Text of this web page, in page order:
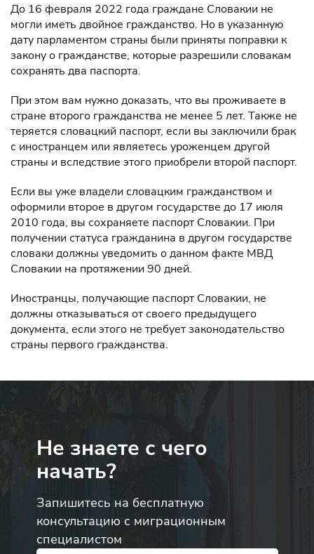
До 16 февраля 2022 года граждане Словакии не
могли иметь двойное гражданство. Но в указанную
дату парламентом страны были приняты поправки к
закону о гражданстве, которые разрешили словакам
сохранять два паспорта.
При этом вам нужно доказать, что вы проживаете в
стране второго гражданства не менее 5 лет. Также не
теряется словацкий паспорт, если вы заключили брак
с иностранцем или являетесь уроженцем другой
страны и вследствие этого приобрели второй паспорт.
Если вы уже владели словацким гражданством и
оформили второе в другом государстве до 17 июля
2010 года, вы сохраняете паспорт Словакии. При
получении статуса гражданина в другом государстве
словаки должны уведомить о данном факте МВД
Словакии на протяжении 90 дней.
Иностранцы, получающие паспорт Словакии, не
должны отказываться от своего предыдущего
документа, если этого не требует законодательство
страны первого гражданства.
Не знаете с чего
начать?
Запишитесь на бесплатную
консультацию с миграционным
специалистом